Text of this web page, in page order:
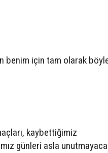
benim için tam olarak
kaybettiğimiz
günleri asla